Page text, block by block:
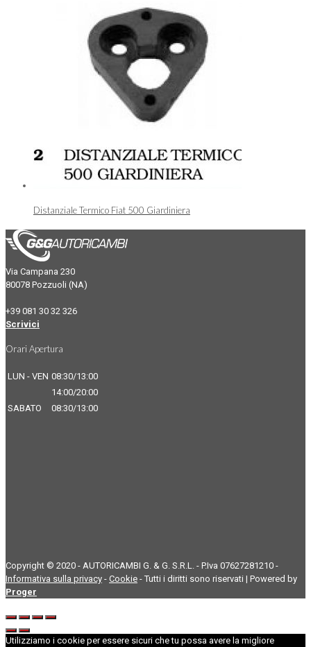
Distanziale Termico Fiat 500 Giardiniera
Via Campana 230
80078 Pozzuoli (NA)
+39 081 30 32 326
Scrivici
Orari Apertura
LUN - VEN 08:30/13:00
14:00/20:00
SABATO
08:30/13:00
Copyright © 2020 - AUTORICAMBI G. & G. S.R.L. - P.Iva 07627281210 -
Informativa sulla privacy - Cookie - Tutti i diritti sono riservati | Powered by
Proger
Utilizziamo i cookie per essere sicuri che tu possa avere la migliore